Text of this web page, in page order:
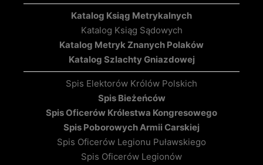
Katalog Ksiąg Metrykalnych
Katalog Ksiąg Sądowych
Katalog Metryk Znanych Polaków
Katalog Szlachty Gniazdowej
Spis Elektorów Królów Polskich
Spis Bieżeńców
Spis Oficerów Królestwa Kongresowego
Spis Poborowych Armii Carskiej
Spis Oficerów Legionu Puławskiego
Spis Oficerów Legionów